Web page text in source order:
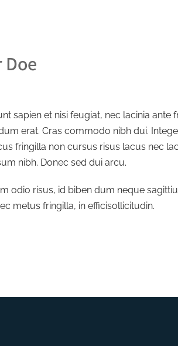
sapien et nisi feugiat, nec lacinia
erat. Cras commodo nibh dui.
fringilla non cursus risus lacus nec
nibh. Donec sed dui arcu.
odio risus, id biben dum neque
metus fringilla, in efficisollicitudin.